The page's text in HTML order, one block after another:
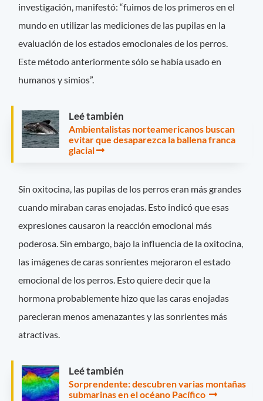
investigación, manifestó: “fuimos de los primeros en el
mundo en utilizar las mediciones de las pupilas en la
evaluación de los estados emocionales de los perros.
Este método anteriormente sólo se había usado en
humanos y simios”.
Leé también
Ambientalistas norteamericanos buscan
evitar que desaparezca la ballena franca
glacial
Sin oxitocina, las pupilas de los perros eran más grandes
cuando miraban caras enojadas. Esto indicó que esas
expresiones causaron la reacción emocional más
poderosa. Sin embargo, bajo la influencia de la oxitocina,
las imágenes de caras sonrientes mejoraron el estado
emocional de los perros. Esto quiere decir que la
hormona probablemente hizo que las caras enojadas
parecieran menos amenazantes y las sonrientes más
atractivas.
Leé también
Sorprendente: descubren varias montañas
submarinas en el océano Pacífico